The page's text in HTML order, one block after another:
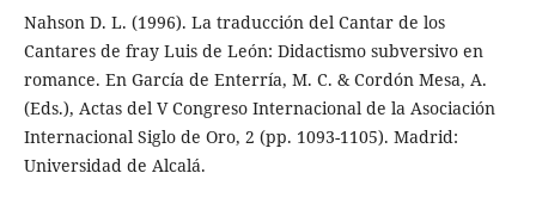
Nahson D. L. (1996). La traducción del Cantar de los
Cantares de fray Luis de León: Didactismo subversivo en
romance. En García de Enterría, M. C. & Cordón Mesa, A.
(Eds.), Actas del V Congreso Internacional de la Asociación
Internacional Siglo de Oro, 2 (pp. 1093-1105). Madrid:
Universidad de Alcalá.